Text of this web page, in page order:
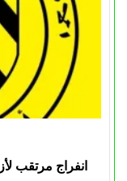
انفراج مرتقب